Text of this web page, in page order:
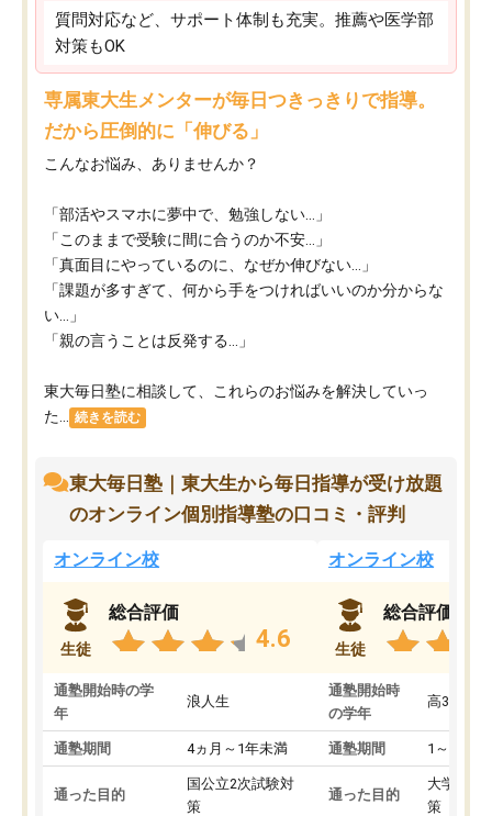
質問対応など、サポート体制も充実。推薦や医学部
対策もOK
専属東大生メンターが毎日つきっきりで指導。
だから圧倒的に「伸びる」
こんなお悩み、ありませんか？
「部活やスマホに夢中で、勉強しない…」
「このままで受験に間に合うのか不安…」
「真面目にやっているのに、なぜか伸びない…」
「課題が多すぎて、何から手をつければいいのか分からな
い…」
「親の言うことは反発する…」
東大毎日塾に相談して、これらのお悩みを解決していっ
た...
続きを読む
東大毎日塾｜東大生から毎日指導が受け放題
のオンライン個別指導塾の口コミ・評判
オンライン校
生徒
総合評価
4.6
通塾開始時の学
年
浪人生
通塾期間 4ヵ月～1年未満
通った目的
国公立2次試験対
策
オンライン校
生徒
総合評価
通塾開始時
の学年
高3
通塾期間 1～3ヵ月
通った目的
大学入学
策